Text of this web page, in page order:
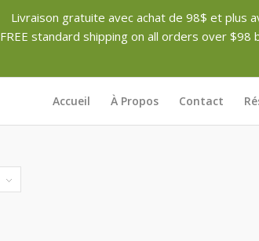
Livraison gratuite avec achat de 98$ et plus
FREE standard shipping on all orders over $98
Accueil À Propos Contact